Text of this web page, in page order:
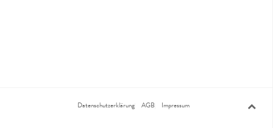
Datenschutzerklärung AGB Impressum